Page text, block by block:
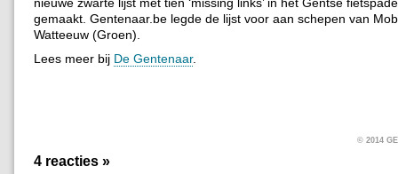
gemaakt. Gentenaar.be legde de lijst voor aan schepen van
Watteeuw (Groen).
Lees meer bij De Gentenaar.
© 2014
4 reacties »